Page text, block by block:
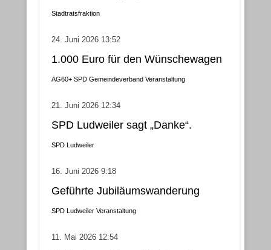
Gemeindebezirke
Stadtratsfraktion
24. Juni 2026 13:52
1.000 Euro für den Wünschewagen
AG60+ SPD Gemeindeverband Veranstaltung
21. Juni 2026 12:34
SPD Ludweiler sagt „Danke“.
SPD Ludweiler
16. Juni 2026 9:18
Geführte Jubiläumswanderung
SPD Ludweiler Veranstaltung
11. Mai 2026 12:54